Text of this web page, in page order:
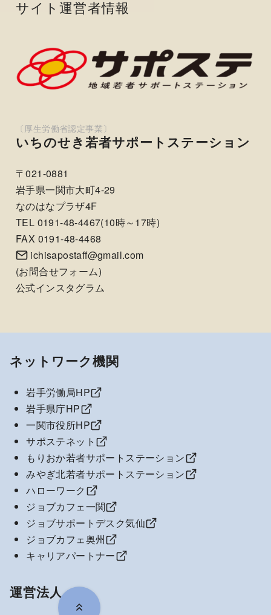
サイト運営者情報
いちのせき若者サポートステーション
〒021-0881
岩手県一関市大町4-29
なのはなプラザ4F
TEL 0191-48-4467(10時～17時)
FAX 0191-48-4468
ichisapostaff@gmail.com
(お問合せフォーム)
公式インスタグラム
ネットワーク機関
岩手労働局HP
岩手県庁HP
一関市役所HP
サポステネット
もりおか若者サポートステーション
みやぎ北若者サポートステーション
ハローワーク
ジョブカフェ一関
ジョブサポートデスク気仙
ジョブカフェ奥州
キャリアパートナー
運営法人